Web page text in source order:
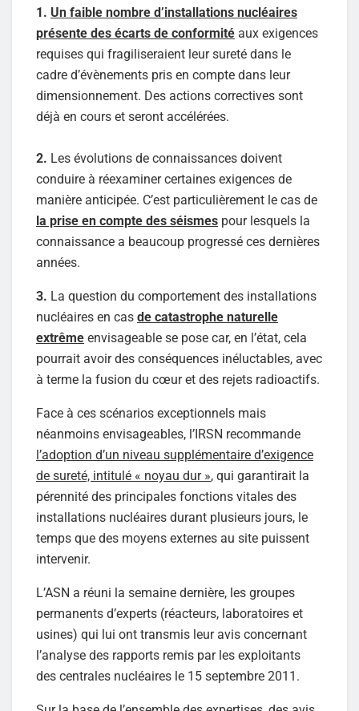
1. Un faible nombre d’installations nucléaires
présente des écarts de conformité aux exigences
requises qui fragiliseraient leur sureté dans le
cadre d’évènements pris en compte dans leur
dimensionnement. Des actions correctives sont
déjà en cours et seront accélérées.
2. Les évolutions de connaissances doivent
conduire à réexaminer certaines exigences de
manière anticipée. C’est particulièrement le cas de
la prise en compte des séismes pour lesquels la
connaissance a beaucoup progressé ces dernières
années.
3. La question du comportement des installations
nucléaires en cas de catastrophe naturelle
extrême envisageable se pose car, en l’état, cela
pourrait avoir des conséquences inéluctables, avec
à terme la fusion du cœur et des rejets radioactifs.
Face à ces scénarios exceptionnels mais
néanmoins envisageables, l’IRSN recommande
l’adoption d’un niveau supplémentaire d’exigence
de sureté, intitulé « noyau dur », qui garantirait la
pérennité des principales fonctions vitales des
installations nucléaires durant plusieurs jours, le
temps que des moyens externes au site puissent
intervenir.
L’ASN a réuni la semaine dernière, les groupes
permanents d’experts (réacteurs, laboratoires et
usines) qui lui ont transmis leur avis concernant
l’analyse des rapports remis par les exploitants
des centrales nucléaires le 15 septembre 2011.